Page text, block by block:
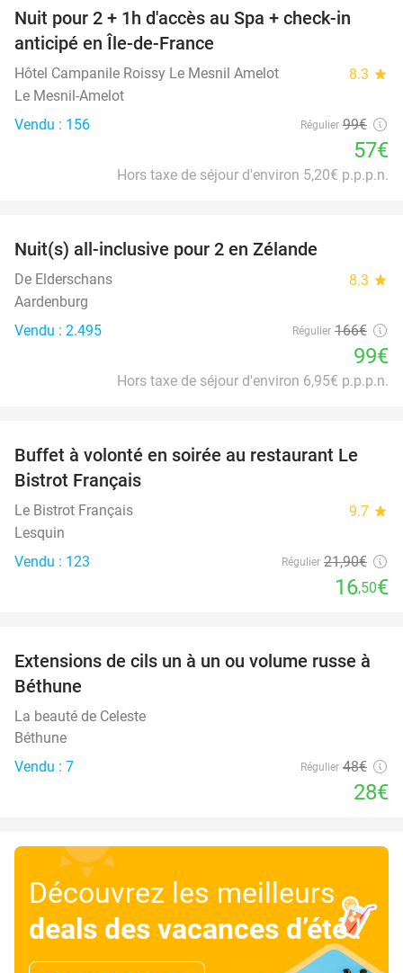
42%
Nuit pour 2 + 1h d'accès au Spa + check-in
anticipé en Île-de-France
Hôtel Campanile Roissy Le Mesnil Amelot 8.3 star
Le Mesnil-Amelot
Vendu : 156
Régulier 99€
57€
Hors taxe de séjour d'environ 5,20€ p.p.p.n.
Nuit(s) all-inclusive pour 2 en Zélande
De Elderschans 8.3 star
Aardenburg
Vendu : 2.495
Régulier 166€
99€
Hors taxe de séjour d'environ 6,95€ p.p.p.n.
25%
Buffet à volonté en soirée au restaurant Le
Bistrot Français
Le Bistrot Français 9.7 star
Lesquin
Vendu : 123
Régulier 21,90€
16,50€
42%
Extensions de cils un à un ou volume russe à
Béthune
La beauté de Celeste
Béthune
Vendu : 7
Régulier 48€
28€
Découvrez les meilleurs
deals des vacances d’été!